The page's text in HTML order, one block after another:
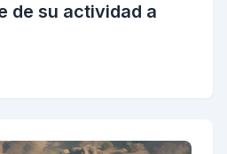
de su actividad a